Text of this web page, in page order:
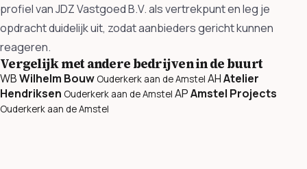
profiel van JDZ Vastgoed B.V. als vertrekpunt en leg je
opdracht duidelijk uit, zodat aanbieders gericht kunnen
reageren.
Vergelijk met andere bedrijven in de buurt
WBWilhelm Bouw Ouderkerk aan de Amstel AHAtelier
Hendriksen Ouderkerk aan de Amstel APAmstel Projects
Ouderkerk aan de Amstel